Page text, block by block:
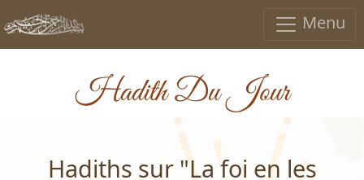
Menu
Hadith Du Jour
Hadiths sur "La foi en les